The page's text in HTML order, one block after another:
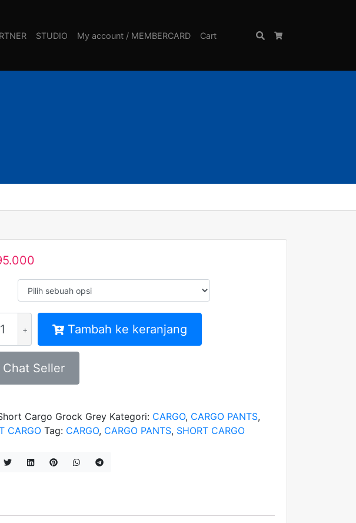
STUDIO My account / MEMBERCARD Cart Search
Tambah ke keranjang
Chat Seller
Cargo Grock Grey Kategori: CARGO, CARGO PANTS,
CARGO Tag: CARGO, CARGO PANTS, SHORT CARGO